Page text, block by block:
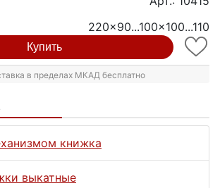
220x90...100x100...110
Купить
в пределах МКАД бесплатно
книжка
выкатные